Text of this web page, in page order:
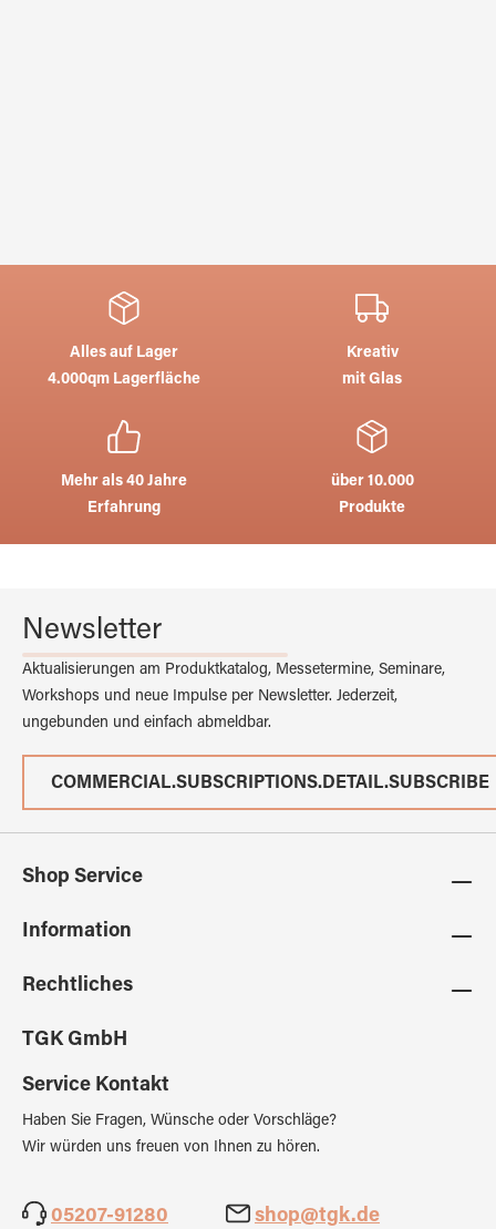
Alles auf Lager
4.000qm Lagerfläche
Kreativ
mit Glas
Mehr als 40 Jahre
Erfahrung
über 10.000
Produkte
Newsletter
Aktualisierungen am Produktkatalog, Messetermine, Seminare,
Workshops und neue Impulse per Newsletter. Jederzeit,
ungebunden und einfach abmeldbar.
COMMERCIAL.SUBSCRIPTIONS.DETAIL.SUBSCRIBE
Shop Service
Information
Rechtliches
TGK GmbH
Service Kontakt
Haben Sie Fragen, Wünsche oder Vorschläge?
Wir würden uns freuen von Ihnen zu hören.
05207-91280 shop@tgk.de